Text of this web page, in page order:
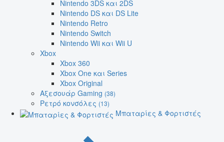
Nintendo 3DS και 2DS
Nintendo DS και DS Lite
Nintendo Retro
Nintendo Switch
Nintendo Wii και Wii U
Xbox
Xbox 360
Xbox One και Series
Xbox Original
Αξεσουάρ Gaming (38)
Ρετρό κονσόλες (13)
Μπαταρίες & Φορτιστές